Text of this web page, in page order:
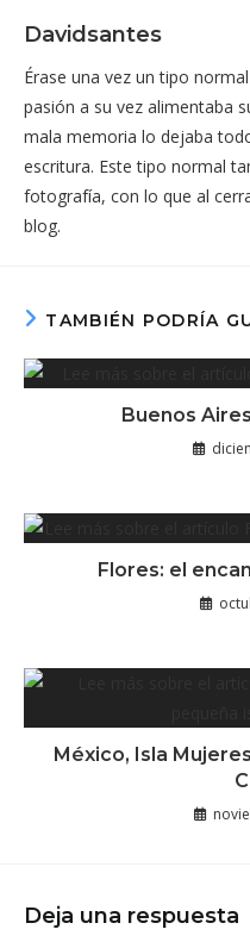
Davidsantes
Érase una vez un tipo
pasión a su vez alimentaba
mala memoria lo dejaba
escritura. Este tipo normal
fotografía, con lo que al
blog.
TAMBIÉN PODRÍA
Buenos
Flores: el
México, Isla
Deja una respuesta